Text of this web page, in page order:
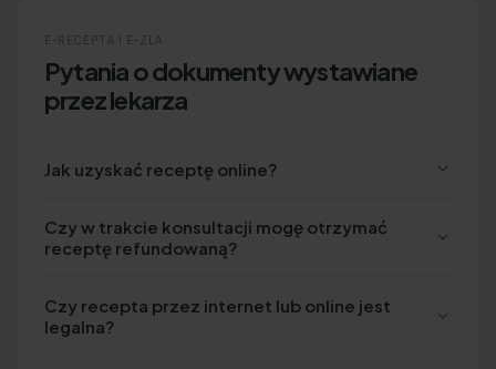
E-RECEPTA I E-ZLA
Pytania o dokumenty wystawiane
przez lekarza
Jak uzyskać receptę online?
Czy w trakcie konsultacji mogę otrzymać
receptę refundowaną?
Czy recepta przez internet lub online jest
legalna?